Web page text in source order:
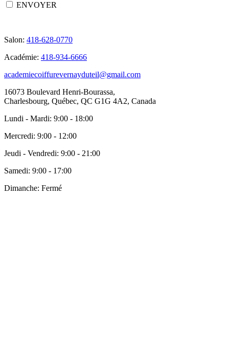
ENVOYER
Salon: 418-628-0770
Académie: 418-934-6666
academiecoiffurevernayduteil@gmail.com
16073 Boulevard Henri-Bourassa,
Charlesbourg, Québec, QC G1G 4A2, Canada
Lundi - Mardi: 9:00 - 18:00
Mercredi: 9:00 - 12:00
Jeudi - Vendredi: 9:00 - 21:00
Samedi: 9:00 - 17:00
Dimanche: Fermé